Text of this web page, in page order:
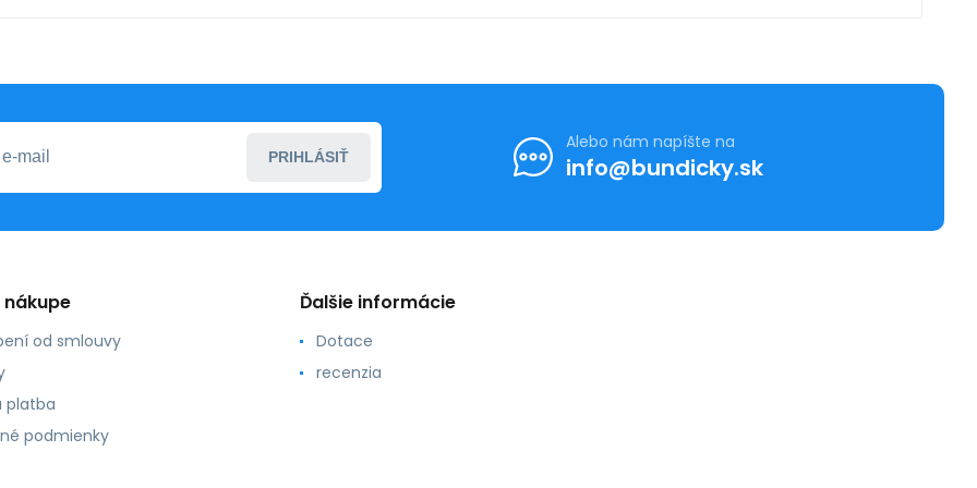
PRIHLÁSIŤ
Alebo nám napíšte na
info@bundicky.sk
od smlouvy
platba
podmienky
Ďalšie informácie
Dotace
recenzia